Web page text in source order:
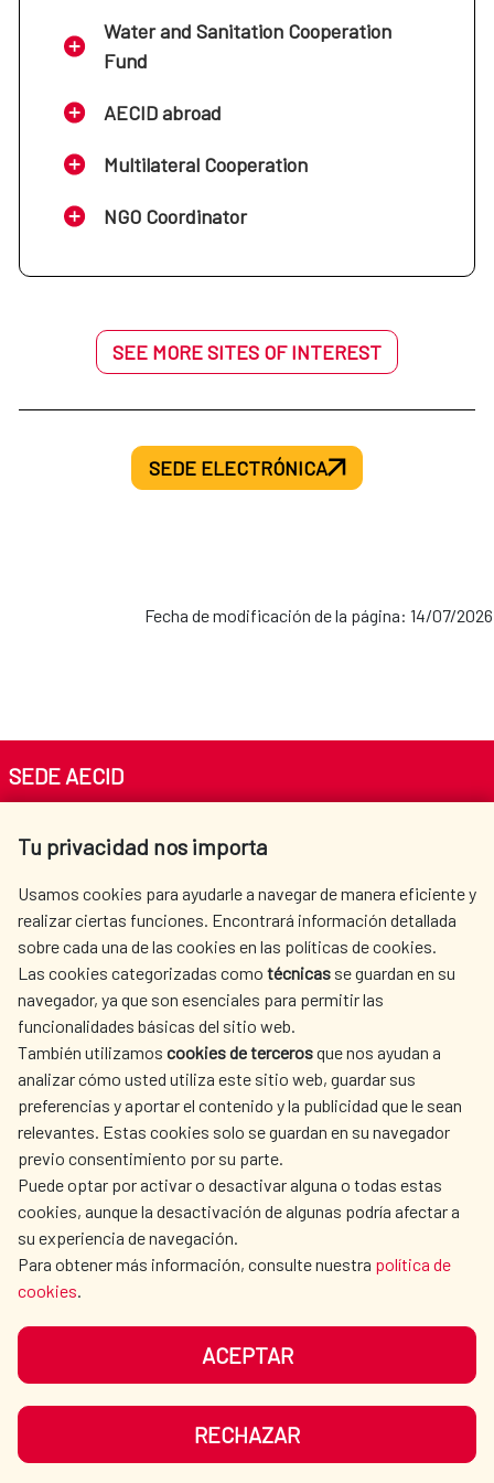
Water and Sanitation Cooperation
Fund
AECID abroad
Multilateral Cooperation
NGO Coordinator
SEE MORE SITES OF INTEREST
SEDE ELECTRÓNICA
Fecha de modificación de la página: 14/07/2026
Tu privacidad nos importa
Usamos cookies para ayudarle a navegar de manera eficiente y
realizar ciertas funciones. Encontrará información detallada
sobre cada una de las cookies en las políticas de cookies.
Las cookies categorizadas como técnicas se guardan en su
navegador, ya que son esenciales para permitir las
funcionalidades básicas del sitio web.
También utilizamos cookies de tercerosque nos ayudan a
analizar cómo usted utiliza este sitio web, guardar sus
preferencias y aportar el contenido y la publicidad que le sean
relevantes. Estas cookies solo se guardan en su navegador
previo consentimiento por su parte.
Puede optar por activar o desactivar alguna o todas estas
cookies, aunque la desactivación de algunas podría afectar a
su experiencia de navegación.
Para obtener más información, consulte nuestra política de
cookies.
ACEPTAR
RECHAZAR
SEDE AECID
Tel. +34 900 20 30 54​​​​​​​
AECID
WHERE DO WE COOPERATE?
SPANISH HUMANITARIAN
ACTION
PRESS ROOM
CULTURE AND SCIENCE LIBRARY
OUR SOCIAL MEDIA
DATA PROTECTION
COOKIE POLICY
BROWSING GUIDE
SITEMAP